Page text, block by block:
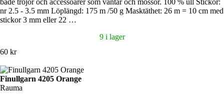
både tröjor och accessoarer som vantar och mössor. 100 % ull Stickor:
nr 2.5 - 3.5 mm Löplängd: 175 m /50 g Masktäthet: 26 m = 10 cm med
stickor 3 mm eller 22 …
9 i lager
60 kr
Finullgarn 4205 Orange
Rauma